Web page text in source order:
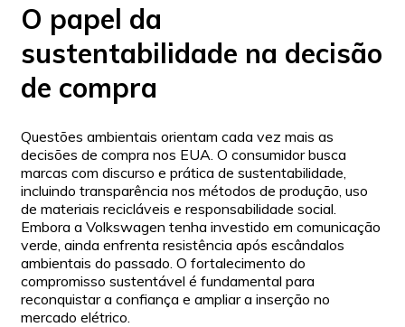
O papel da
sustentabilidade na decisão
de compra
Questões ambientais orientam cada vez mais as
decisões de compra nos EUA. O consumidor busca
marcas com discurso e prática de sustentabilidade,
incluindo transparência nos métodos de produção, uso
de materiais recicláveis e responsabilidade social.
Embora a Volkswagen tenha investido em comunicação
verde, ainda enfrenta resistência após escândalos
ambientais do passado. O fortalecimento do
compromisso sustentável é fundamental para
reconquistar a confiança e ampliar a inserção no
mercado elétrico.